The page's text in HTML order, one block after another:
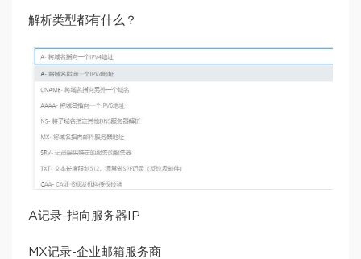
解析类型都有什么？
A记录-指向服务器IP
MX记录-企业邮箱服务商